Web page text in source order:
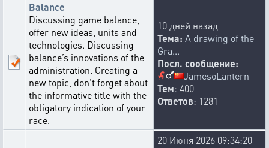
Balance
Discussing game balance,
offer new ideas, units and
technologies. Discussing
balance’s innovations of the
administration. Creating a
new topic, don't forget about
the informative title with the
obligatory indication of your
race.
10 дней назад
Тема: A drawing of the
Gra...
Посл. сообщение:
JamesoLantern
Тем: 400
Ответов: 1281
20 Июня 2026 09:34:20